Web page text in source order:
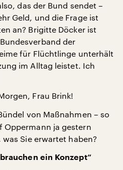
das der Bund sendet –
Geld, und die Frage ist
an? Brigitte Döcker ist
der
für Flüchtlinge unterhält
im Alltag leistet. Ich
Frau Brink!
von Maßnahmen – so
Oppermann ja gestern
Sie erwartet haben?
ein Konzept“